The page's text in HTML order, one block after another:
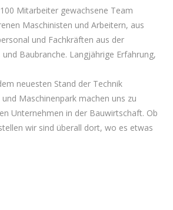
Mitarbeiter gewachsene Team
Maschinisten und Arbeitern, aus
und Fachkräften aus der
Baubranche. Langjährige Erfahrung,
neuesten Stand der Technik
Maschinenpark machen uns zu
Unternehmen in der Bauwirtschaft. Ob
wir sind überall dort, wo es etwas